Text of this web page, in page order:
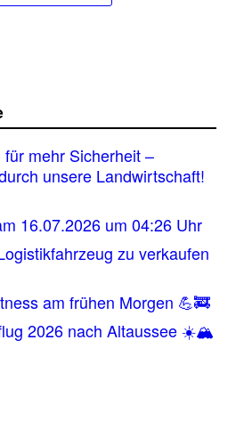
mehr Sicherheit –
unsere Landwirtschaft!
16.07.2026 um 04:26 Uhr
zu verkaufen
am frühen Morgen 💪🚒
2026 nach Altaussee ☀️🏔️